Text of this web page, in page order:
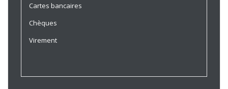
Cartes bancaires
Chèques
Virement